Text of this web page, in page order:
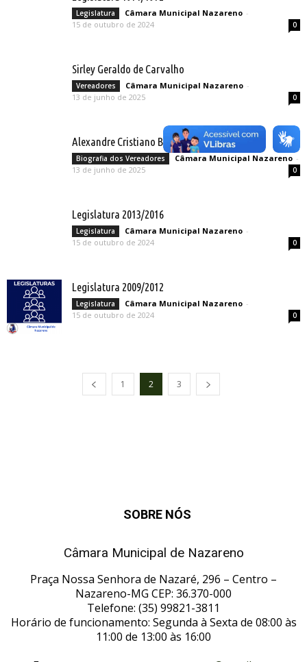
Legislatura Câmara Municipal Nazareno -
15 de outubro de 2024
0
Sirley Geraldo de Carvalho
Vereadores Câmara Municipal Nazareno -
13 de junho de 2025
0
Alexandre Cristiano Batista das Graças
Biografia dos Vereadores Câmara Municipal Nazareno -
13 de junho de 2025
0
Legislatura 2013/2016
Legislatura Câmara Municipal Nazareno -
15 de outubro de 2024
0
Legislatura 2009/2012
Legislatura Câmara Municipal Nazareno -
15 de outubro de 2024
0
1 2 3
SOBRE NÓS
Câmara Municipal de Nazareno
Praça Nossa Senhora de Nazaré, 296 – Centro –
Nazareno-MG CEP: 36.370-000
Telefone: (35) 99821-3811
Horário de funcionamento: Segunda à Sexta de 08:00 às
11:00 de 13:00 às 16:00